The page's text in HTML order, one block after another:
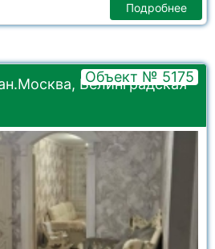
Подробнее
Велинградская
Объект № 5175